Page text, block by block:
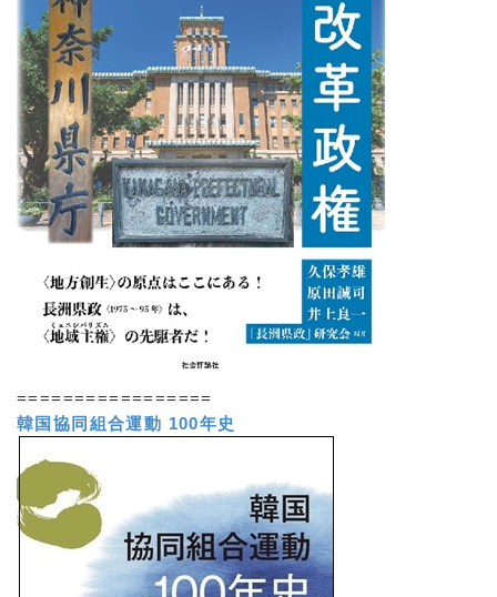
=================
韓国協同組合運動 100年史